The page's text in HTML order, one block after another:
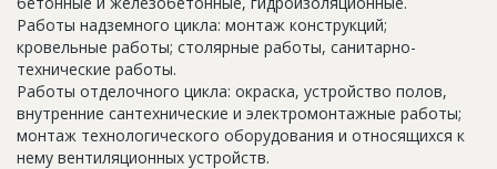
Работы надземного цикла: монтаж конструкций;
кровельные работы; столярные работы, санитарно-
технические работы.
Работы отделочного цикла: окраска, устройство полов,
внутренние сантехнические и электромонтажные работы;
монтаж технологического оборудования и относящихся к
нему вентиляционных устройств.